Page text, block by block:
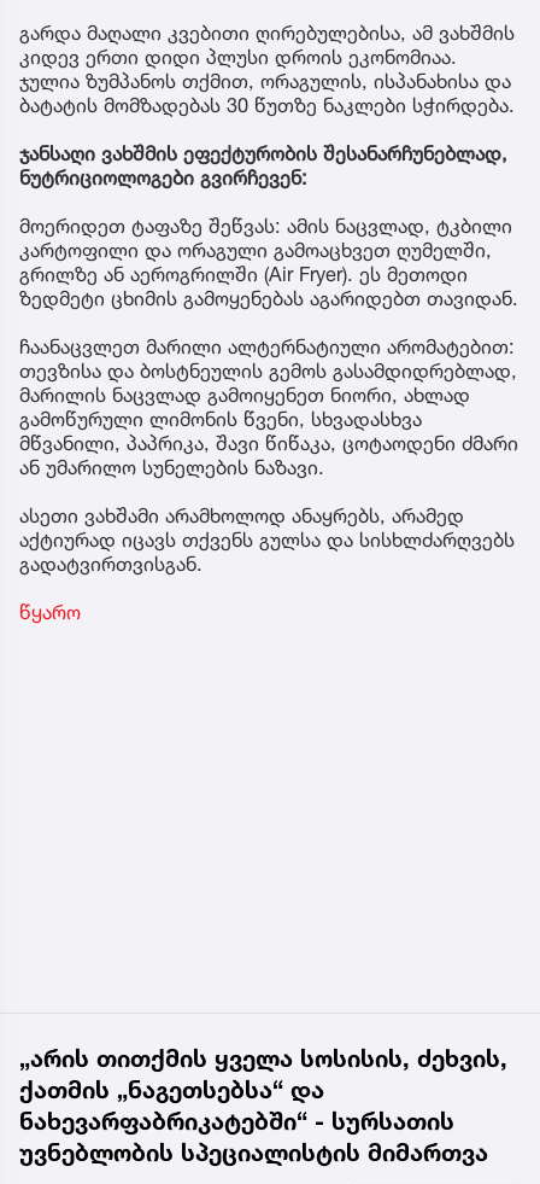
გარდა მაღალი კვებითი ღირებულებისა, ამ ვახშმის
კიდევ ერთი დიდი პლუსი დროის ეკონომიაა.
ჯულია ზუმპანოს თქმით, ორაგულის, ისპანახისა და
ბატატის მომზადებას 30 წუთზე ნაკლები სჭირდება.
ჯანსაღი ვახშმის ეფექტურობის შესანარჩუნებლად,
ნუტრიციოლოგები გვირჩევენ:
მოერიდეთ ტაფაზე შეწვას: ამის ნაცვლად, ტკბილი
კარტოფილი და ორაგული გამოაცხვეთ ღუმელში,
გრილზე ან აეროგრილში (Air Fryer). ეს მეთოდი
ზედმეტი ცხიმის გამოყენებას აგარიდებთ თავიდან.
ჩაანაცვლეთ მარილი ალტერნატიული არომატებით:
თევზისა და ბოსტნეულის გემოს გასამდიდრებლად,
მარილის ნაცვლად გამოიყენეთ ნიორი, ახლად
გამოწურული ლიმონის წვენი, სხვადასხვა
მწვანილი, პაპრიკა, შავი წიწაკა, ცოტაოდენი ძმარი
ან უმარილო სუნელების ნაზავი.
ასეთი ვახშამი არამხოლოდ ანაყრებს, არამედ
აქტიურად იცავს თქვენს გულსა და სისხლძარღვებს
გადატვირთვისგან.
წყარო
„არის თითქმის ყველა სოსისის, ძეხვის,
ქათმის „ნაგეთსებსა“ და
ნახევარფაბრიკატებში“ - სურსათის
უვნებლობის სპეციალისტის მიმართვა